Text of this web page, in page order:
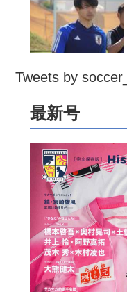
Tweets by
最新号